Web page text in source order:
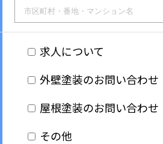
求人について
外壁塗装のお問い合わせ
屋根塗装のお問い合わせ
その他